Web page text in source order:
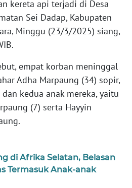
kereta api terjadi di Desa
Sei Dadap, Kabupaten
Minggu (23/3/2025) siang,
empat korban meninggal
Adha Marpaung (34) sopir,
kedua anak mereka, yaitu
(7) serta Hayyin
di Afrika Selatan, Belasan
Termasuk Anak-anak